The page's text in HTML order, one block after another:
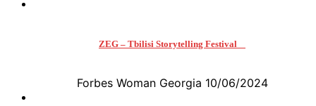
ZEG – Tbilisi Storytelling Festival
Forbes Woman Georgia 10/06/2024